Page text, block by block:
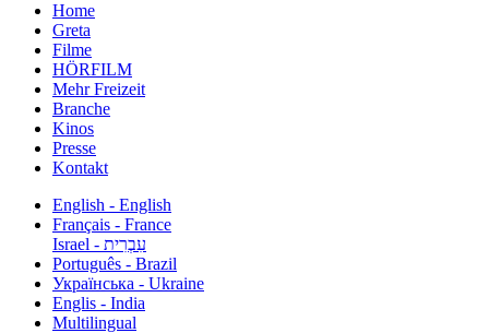
Home
Greta
Filme
HÖRFILM
Mehr Freizeit
Branche
Kinos
Presse
Kontakt
English - English
Français - France
עִבְרִית - Israel
Português - Brazil
Українська - Ukraine
Englis - India
Multilingual